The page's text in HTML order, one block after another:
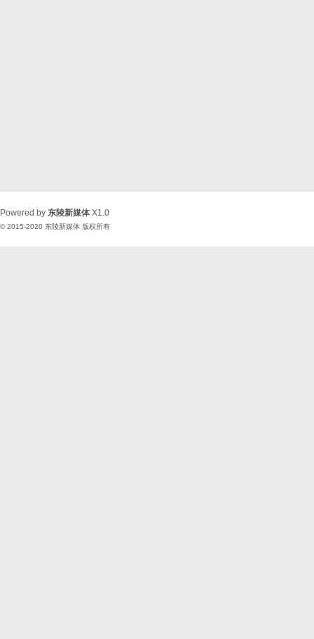
Powered by 东陵新媒体 X1.0
© 2015-2020 东陵新媒体 版权所有